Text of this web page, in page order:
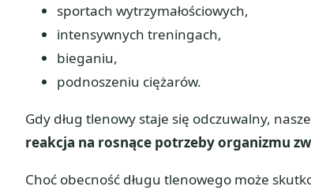
sportach wytrzymałościowych,
intensywnych treningach,
bieganiu,
podnoszeniu ciężarów.
Gdy dług tlenowy staje się odczuwalny,
reakcja na rosnące potrzeby organizmu
Choć obecność długu tlenowego może